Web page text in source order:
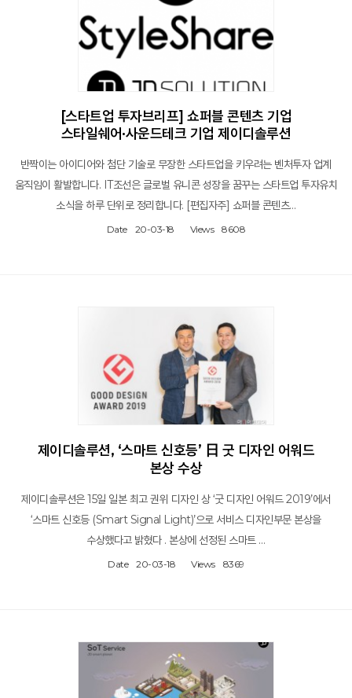
[스타트업 투자브리프] 쇼퍼블 콘텐츠 기업
스타일쉐어·사운드테크 기업 제이디솔루션
반짝이는 아이디어와 첨단 기술로 무장한 스타트업을 키우려는 벤처투자 업계
움직임이 활발합니다. IT조선은 글로벌 유니콘 성장을 꿈꾸는 스타트업 투자유치
소식을 하루 단위로 정리합니다. [편집자주] 쇼퍼블 콘텐츠…
Date 20-03-18 Views 8608
제이디솔루션, ‘스마트 신호등’ 日 굿 디자인 어워드
본상 수상
제이디솔루션은 15일 일본 최고 권위 디자인 상 ‘굿 디자인 어워드 2019’에서
‘스마트 신호등 (Smart Signal Light)’으로 서비스 디자인부문 본상을
수상했다고 밝혔다 . 본상에 선정된 스마트 …
Date 20-03-18 Views 8369